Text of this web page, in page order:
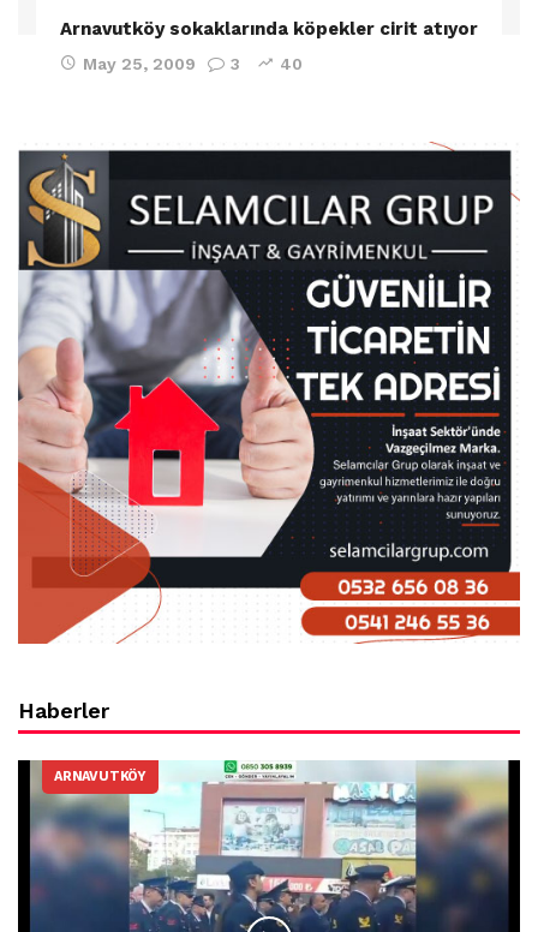
Arnavutköy sokaklarında köpekler cirit atıyor
May 25, 2009 3 40
Haberler
ARNAVUTKÖY